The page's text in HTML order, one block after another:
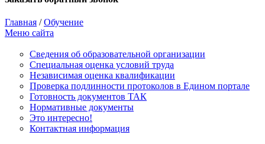
Главная /Обучение
Меню сайта
Сведения об образовательной организации
Cпециальная оценка условий труда
Независимая оценка квалификации
Проверка подлинности протоколов в Едином портале
Готовность документов ТАК
Нормативные документы
Это интересно!
Контактная информация